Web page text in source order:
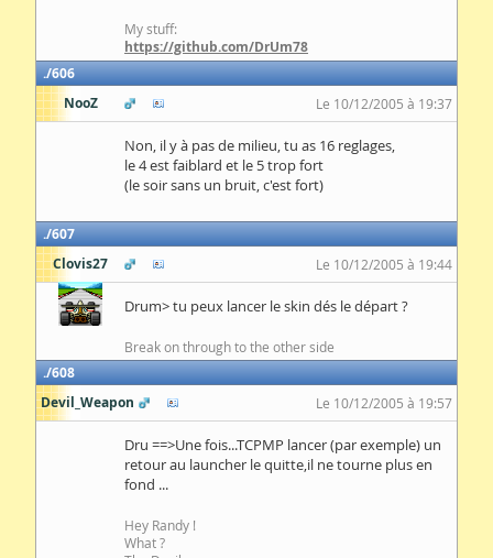
My stuff:
https://github.com/DrUm78
606
NooZ
Le 10/12/2005 à 19:37
Non, il y à pas de milieu, tu as 16 reglages,
le 4 est faiblard et le 5 trop fort
(le soir sans un bruit, c'est fort)
607
Clovis27
Le 10/12/2005 à 19:44
Drum> tu peux lancer le skin dés le départ ?
Break on through to the other side
608
Devil_Weapon
Le 10/12/2005 à 19:57
Dru ==>Une fois...TCPMP lancer (par exemple) un
retour au launcher le quitte,il ne tourne plus en
fond ...
Hey Randy !
What ?